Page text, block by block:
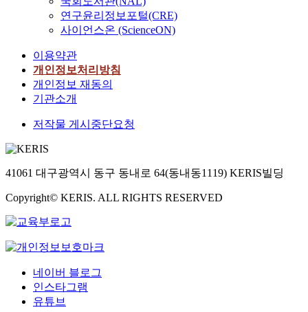
연구윤리정보포털(CRE)
사이언스온 (ScienceON)
이용약관
개인정보처리방침
개인정보 재동의
기관소개
저작물 게시중단요청
41061 대구광역시 동구 동내로 64(동내동1119) KERIS빌딩
Copyright© KERIS. ALL RIGHTS RESERVED
네이버 블로그
인스타그램
유튜브